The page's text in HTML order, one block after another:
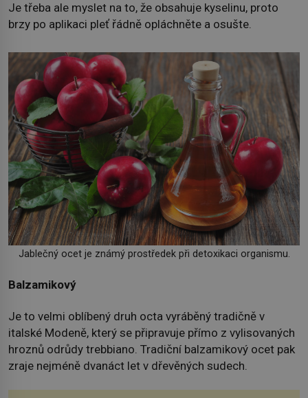
Je třeba ale myslet na to, že obsahuje kyselinu, proto
brzy po aplikaci pleť řádně opláchněte a osušte.
Jablečný ocet je známý prostředek při detoxikaci organismu.
Balzamikový
Je to velmi oblíbený druh octa vyráběný tradičně v
italské Modeně, který se připravuje přímo z vylisovaných
hroznů odrůdy trebbiano. Tradiční balzamikový ocet pak
zraje nejméně dvanáct let v dřevěných sudech.